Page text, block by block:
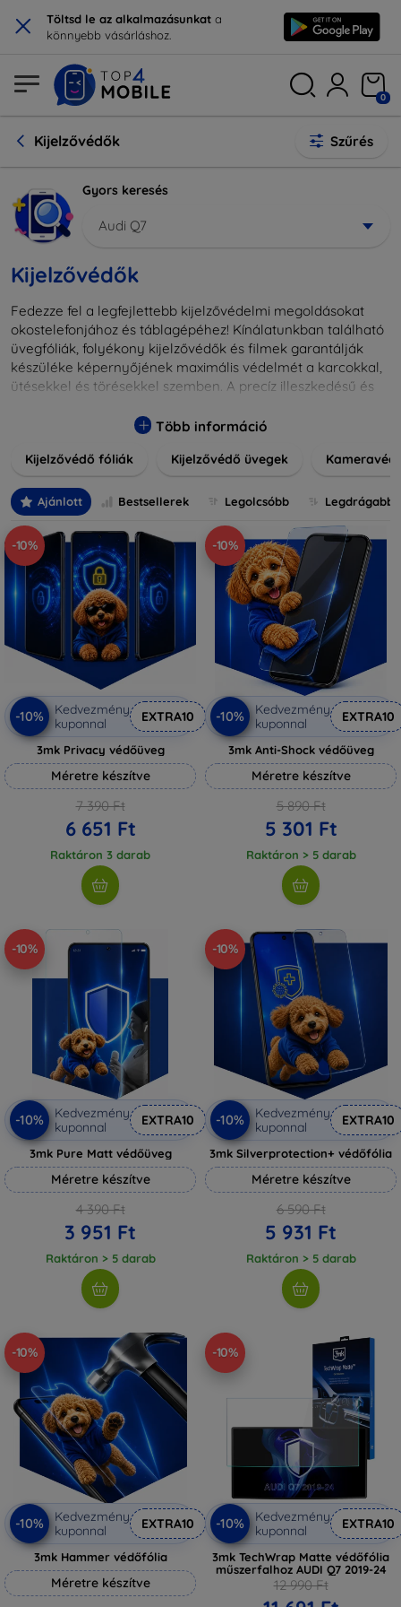
× Töltsd le az alkalmazásunkat a
könnyebb vásárláshoz.
0
Kijelzővédők Szűrés
Gyors keresés
Audi Q7
Kijelzővédők
Fedezze fel a legfejlettebb kijelzővédelmi megoldásokat
okostelefonjához és táblagépéhez! Kínálatunkban található
üvegfóliák, folyékony kijelzővédők és filmek garantálják
készüléke képernyőjének maximális védelmét a karcokkal,
ütésekkel és törésekkel szemben. A precíz illeszkedésű és
hanem kristálytiszta képet is biztosítanak, megőrzi a
és stílusú kijelzővédőink közül, hogy a mindennapok során is
fedésről vagy íves kijelzővédelemről, a minőséget szem
előtt tartva kínálunk megoldásokat minden eszközre.
Több információ
Kijelzővédő fóliák Kijelzővédő üvegek
Ajánlott Bestsellerek Legolcsóbb Legdrágabb
-10%
-10%
Kedvezmény
kuponnal
EXTRA10
3mk Privacy védőüveg
Méretre készítve
7 390 Ft
6 651 Ft
Raktáron 3 darab
-10%
-10%
Kedvezmény
kuponnal
EXTRA10
3mk Anti-Shock védőüveg
Méretre készítve
5 890 Ft
5 301 Ft
Raktáron > 5 darab
-10%
-10%
Kedvezmény
kuponnal
EXTRA10
3mk Pure Matt védőüveg
Méretre készítve
4 390 Ft
3 951 Ft
Raktáron > 5 darab
-10%
-10%
Kedvezmény
kuponnal
EXTRA10
3mk Silverprotection+ védőfólia
Méretre készítve
6 590 Ft
5 931 Ft
Raktáron > 5 darab
-10%
-10%
Kedvezmény
kuponnal
EXTRA10
3mk Hammer védőfólia
Méretre készítve
-10%
-10%
Kedvezmény
kuponnal
EXTRA10
3mk TechWrap Matte védőfólia
műszerfalhoz AUDI Q7 2019-24
12 990 Ft